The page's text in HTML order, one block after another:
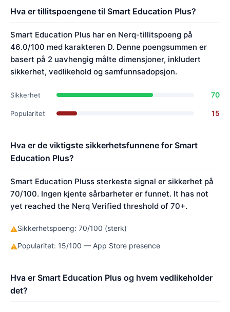
Hva er tillitspoengene til Smart Education Plus?
Smart Education Plus har en Nerq-tillitspoeng på
46.0/100 med karakteren D. Denne poengsummen er
basert på 2 uavhengig målte dimensjoner, inkludert
sikkerhet, vedlikehold og samfunnsadopsjon.
Sikkerhet 70
Popularitet 15
Hva er de viktigste sikkerhetsfunnene for Smart
Education Plus?
Smart Education Pluss sterkeste signal er sikkerhet på
70/100. Ingen kjente sårbarheter er funnet. It has not
yet reached the Nerq Verified threshold of 70+.
⚠Sikkerhetspoeng: 70/100 (sterk)
⚠Popularitet: 15/100 — App Store presence
Hva er Smart Education Plus og hvem vedlikeholder
det?